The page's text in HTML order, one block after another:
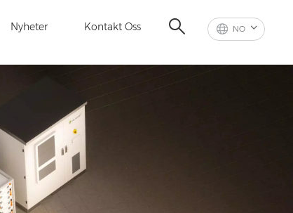
NO
Nyheter Kontakt Oss